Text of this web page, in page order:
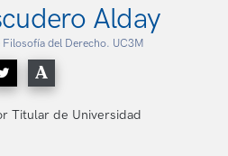
Alday
del Derecho. UC3M
Titular de Universidad